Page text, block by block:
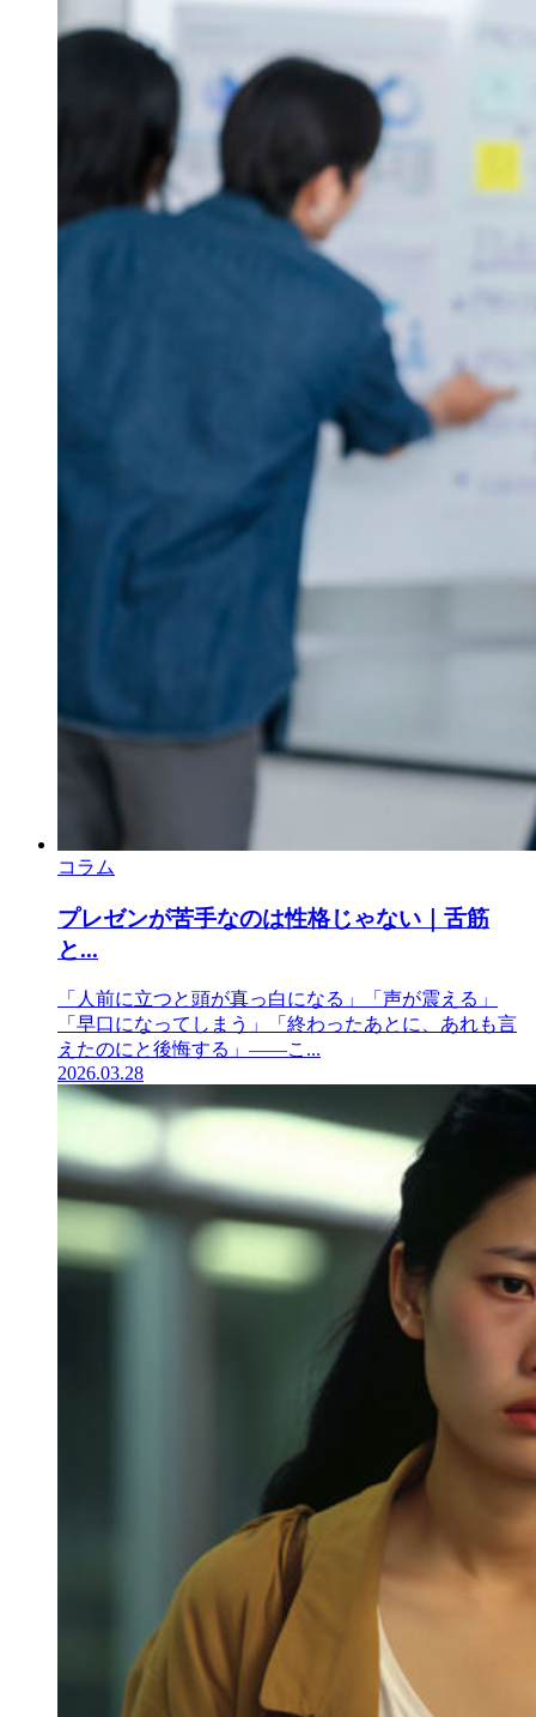
コラム
プレゼンが苦手なのは性格じゃない｜舌筋
と...
「人前に立つと頭が真っ白になる」「声が震える」
「早口になってしまう」「終わったあとに、あれも言
えたのにと後悔する」——こ...
2026.03.28